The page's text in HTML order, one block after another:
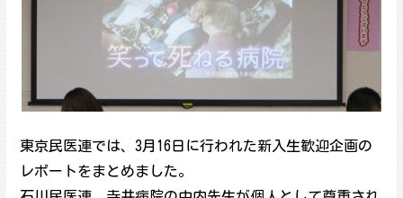
東京民医連では、3月16日に行われた新入生歓迎企画の
レポートをまとめました。